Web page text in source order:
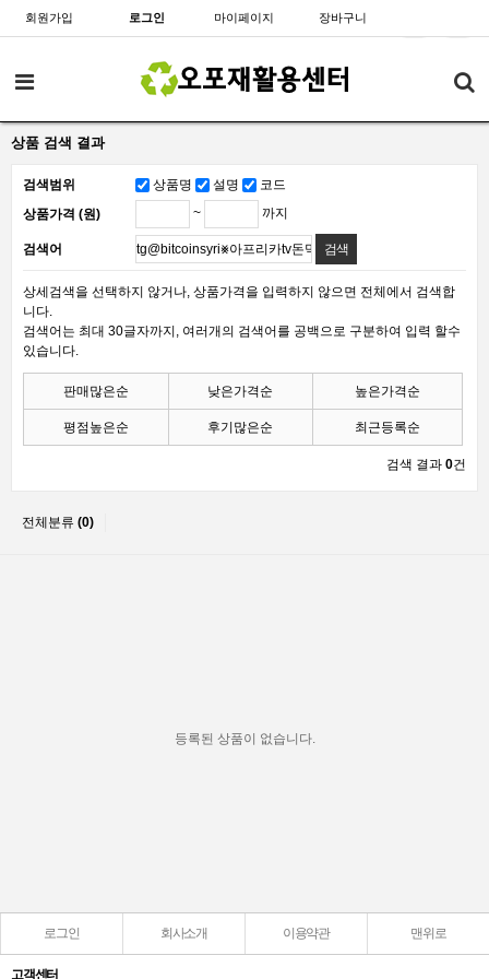
회원가입 로그인 마이페이지 장바구니
상품 검색 결과
검색범위 상품명 설명
코드
상품가격 (원)
~ 까지
검색어
상세검색을 선택하지 않거나, 상품가격을 입력하지 않으면 전체에서 검색합
니다.
검색어는 최대 30글자까지, 여러개의 검색어를 공백으로 구분하여 입력 할수
있습니다.
판매많은순 낮은가격순 높은가격순
평점높은순 후기많은순 최근등록순
검색 결과 0건
전체분류 (0)
등록된 상품이 없습니다.
로그인 회사소개 이용약관 맨위로
고객센터